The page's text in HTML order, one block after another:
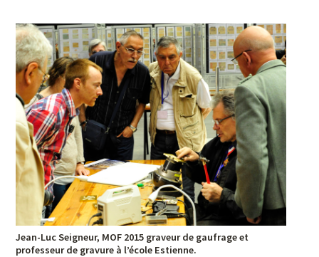
Jean-Luc Seigneur, MOF 2015 graveur de gaufrage et
professeur de gravure à l’école Estienne.